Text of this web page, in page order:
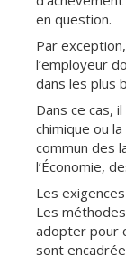
en question.
Par
l’employeur
dans les plus
Dans ce cas,
chimique ou
commun des
l’Économie,
Les
Les
adopter pour
sont